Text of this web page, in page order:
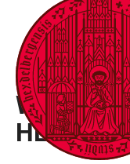
LINKS
ZUR
ZUM
HAUPTINHALT
HAUPTNAVIGATION
ÖFFNEN
WEBSEITENSUCHE
ÖFFNEN
GEOINFORMATIK
WENN
HEISS